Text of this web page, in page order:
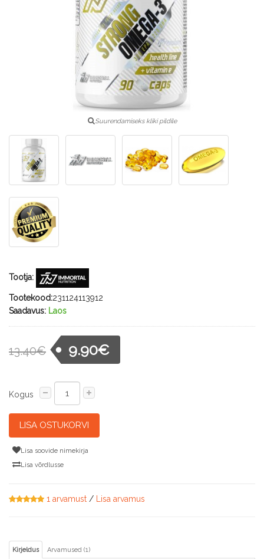
Suurendamiseks kliki pildile
Tootja:
Tootekood:231124113912
Saadavus: Laos
13.40€ 9.90€
Kogus
LISA OSTUKORVI
Lisa soovide nimekirja
Lisa võrdlusse
1 arvamust / Lisa arvamus
Kirjeldus Arvamused (1)